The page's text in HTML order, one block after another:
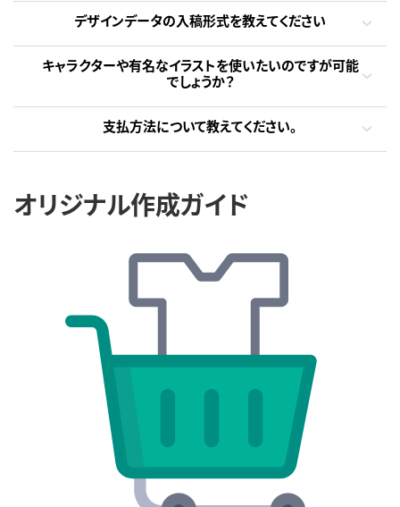
デザインデータの入稿形式を教えてください
キャラクターや有名なイラストを使いたいのですが可能
でしょうか？
支払方法について教えてください。
オリジナル作成ガイド